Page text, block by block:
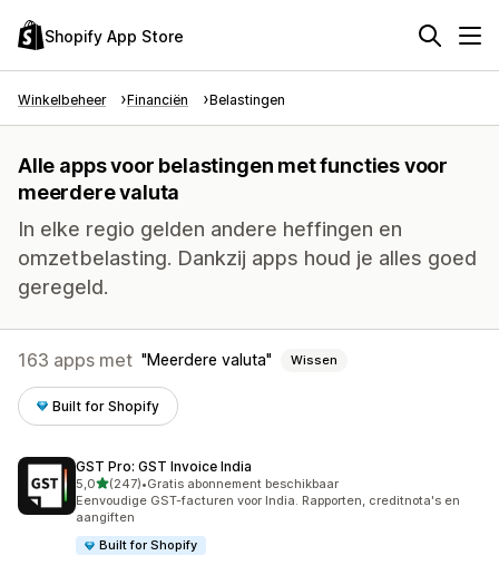
Shopify App Store
Winkelbeheer Financiën Belastingen
Alle apps voor belastingen met functies voor
meerdere valuta
In elke regio gelden andere heffingen en
omzetbelasting. Dankzij apps houd je alles goed
geregeld.
163 apps met Meerdere valuta Wissen
Built for Shopify
GST Pro: GST Invoice India
5,0van 5 sterren
(247)
247 recensies in totaal
•Gratis abonnement beschikbaar
Eenvoudige GST-facturen voor India. Rapporten, creditnota's en
aangiften
Built for Shopify